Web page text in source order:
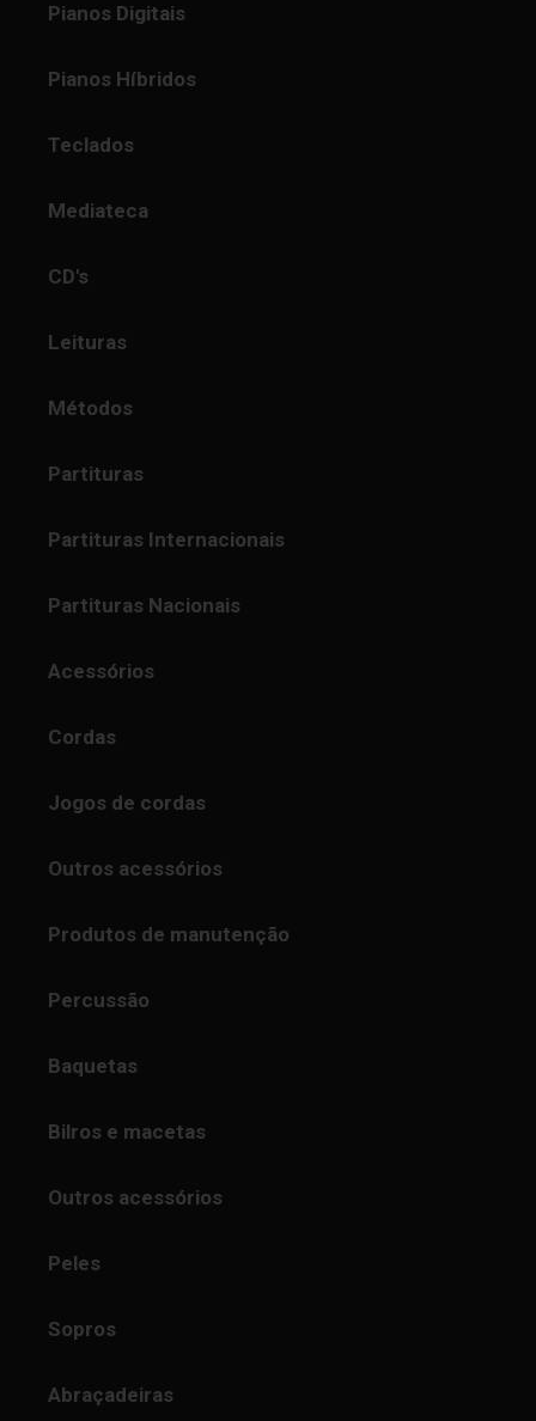
Pianos Digitais
Pianos Híbridos
Teclados
Mediateca
CD's
Leituras
Métodos
Partituras
Partituras Internacionais
Partituras Nacionais
Acessórios
Cordas
Jogos de cordas
Outros acessórios
Produtos de manutenção
Percussão
Baquetas
Bilros e macetas
Outros acessórios
Peles
Sopros
Abraçadeiras